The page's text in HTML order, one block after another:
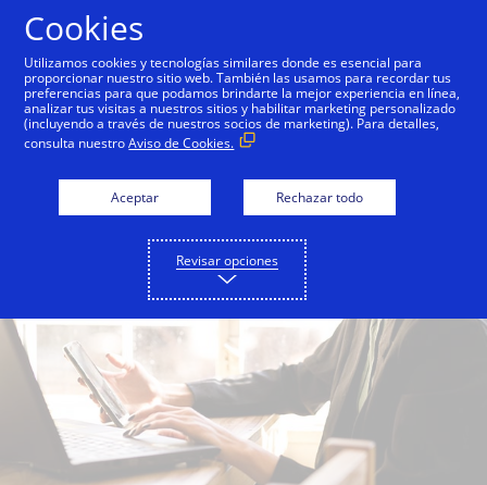
Cookies
Utilizamos cookies y tecnologías similares donde es esencial para
proporcionar nuestro sitio web. También las usamos para recordar tus
preferencias para que podamos brindarte la mejor experiencia en línea,
analizar tus visitas a nuestros sitios y habilitar marketing personalizado
(incluyendo a través de nuestros socios de marketing). Para detalles,
consulta nuestroAviso de Cookies.
Aceptar Rechazar todo
Revisar opciones